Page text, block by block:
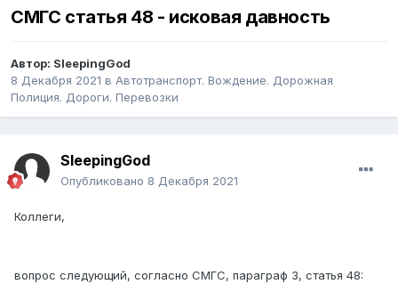
СМГС статья 48 - исковая давность
Автор: SleepingGod
8 Декабря 2021 в Автотранспорт. Вождение. Дорожная
Полиция. Дороги. Перевозки
SleepingGod
Опубликовано 8 Декабря 2021
Коллеги,
вопрос следующий, согласно СМГС, параграф 3, статья 48: